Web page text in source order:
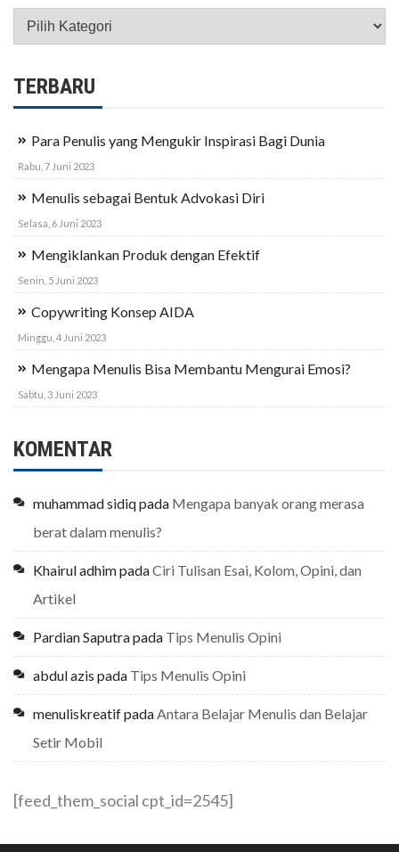
Kategori
TERBARU
Para Penulis yang Mengukir Inspirasi Bagi Dunia
Rabu, 7 Juni 2023
Menulis sebagai Bentuk Advokasi Diri
Selasa, 6 Juni 2023
Mengiklankan Produk dengan Efektif
Senin, 5 Juni 2023
Copywriting Konsep AIDA
Minggu, 4 Juni 2023
Mengapa Menulis Bisa Membantu Mengurai Emosi?
Sabtu, 3 Juni 2023
KOMENTAR
muhammad sidiqpada Mengapa banyak orang merasa
berat dalam menulis?
Khairul adhimpadaCiri Tulisan Esai, Kolom, Opini, dan
Artikel
Pardian Saputrapada Tips Menulis Opini
abdul azis pada Tips Menulis Opini
menuliskreatifpadaAntara Belajar Menulis dan Belajar
Setir Mobil
[feed_them_social cpt_id=2545]